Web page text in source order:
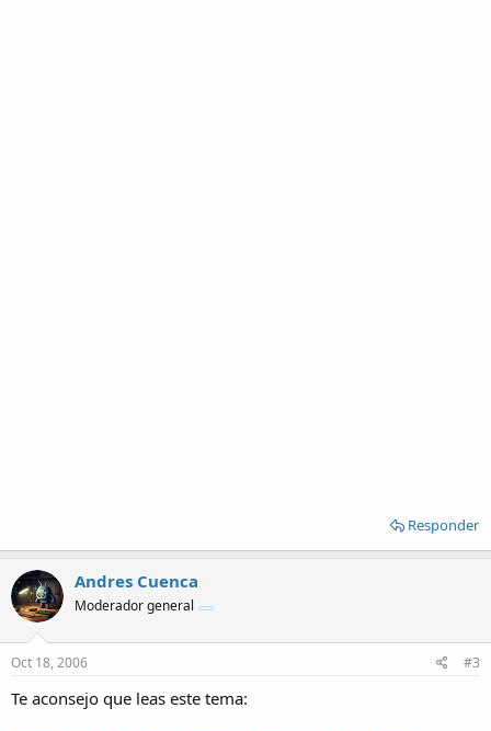
Responder
Andres Cuenca
Moderador general
Oct 18, 2006 #3
Te aconsejo que leas este tema: